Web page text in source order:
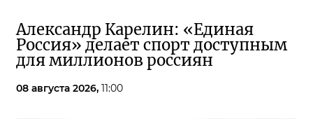
Александр Карелин: «Единая
Россия» делает спорт доступным
для миллионов россиян
08 августа 2026, 11:00